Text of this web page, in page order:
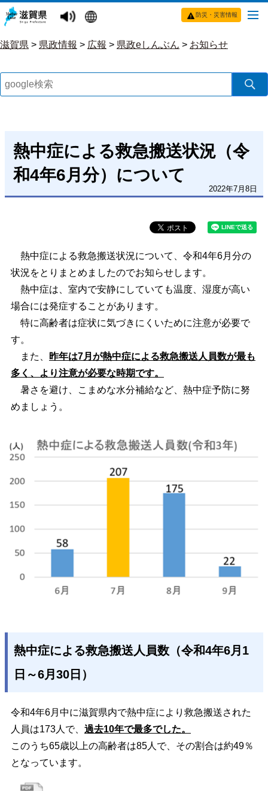
防災・災害情報
滋賀県 > 県政情報 > 広報 > 県政eしんぶん > お知らせ
熱中症による救急搬送状況（令
和4年6月分）について
2022年7月8日
熱中症による救急搬送状況について、令和4年6月分の
状況をとりまとめましたのでお知らせします。
熱中症は、室内で安静にしていても温度、湿度が高い
場合には発症することがあります。
特に高齢者は症状に気づきにくいために注意が必要で
す。
また、
昨年は7月が熱中症による救急搬送人員数が最も
多く、より注意が必要な時期です。
暑さを避け、こまめな水分補給など、熱中症予防に努
めましょう。
熱中症による救急搬送人員数（令和4年6月1
日～6月30日）
令和4年6月中に滋賀県内で熱中症により救急搬送された
人員は173人で、 過去10年で最多でした。
このうち65歳以上の高齢者は85人 で、その割合は約49％
となっています。